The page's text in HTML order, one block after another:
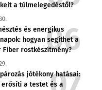
a túlmelegedéstől?
és energikus
hogyan segíthet a
Fiber rostkészítmény?
jótékony hatásai:
erősíti a testet és a